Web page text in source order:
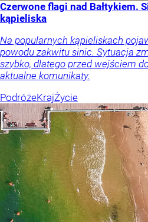
Czerwone flagi nad Bałtykiem.
kąpieliska
Na popularnych kąpieliskach
powodu zakwitu sinic. Sytuacja
szybko, dlatego przed wejściem
aktualne komunikaty.
PodróżeKrajŻycie